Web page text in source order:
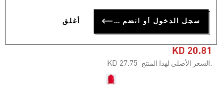
سجل الدخول أو انضم الآن أغلق
جاكيت ADICOLOR CLASSICS
SST TRACK
KD 20.81
:السعر الأصلي لهذا المنتج Price reduced from
KD 27.75
to